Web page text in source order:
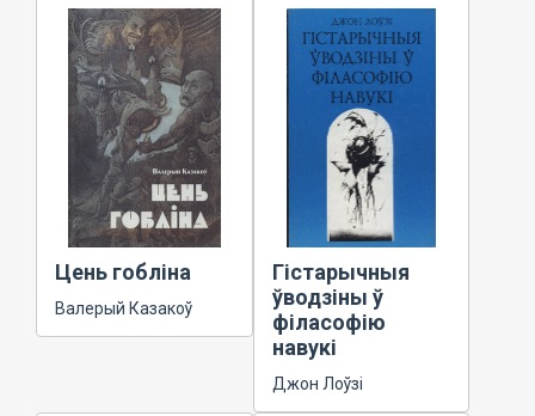
Цень гобліна
Валерый Казакоў
Гістарычныя
ўводзіны ў
філасофію
навукі
Джон Лоўзі